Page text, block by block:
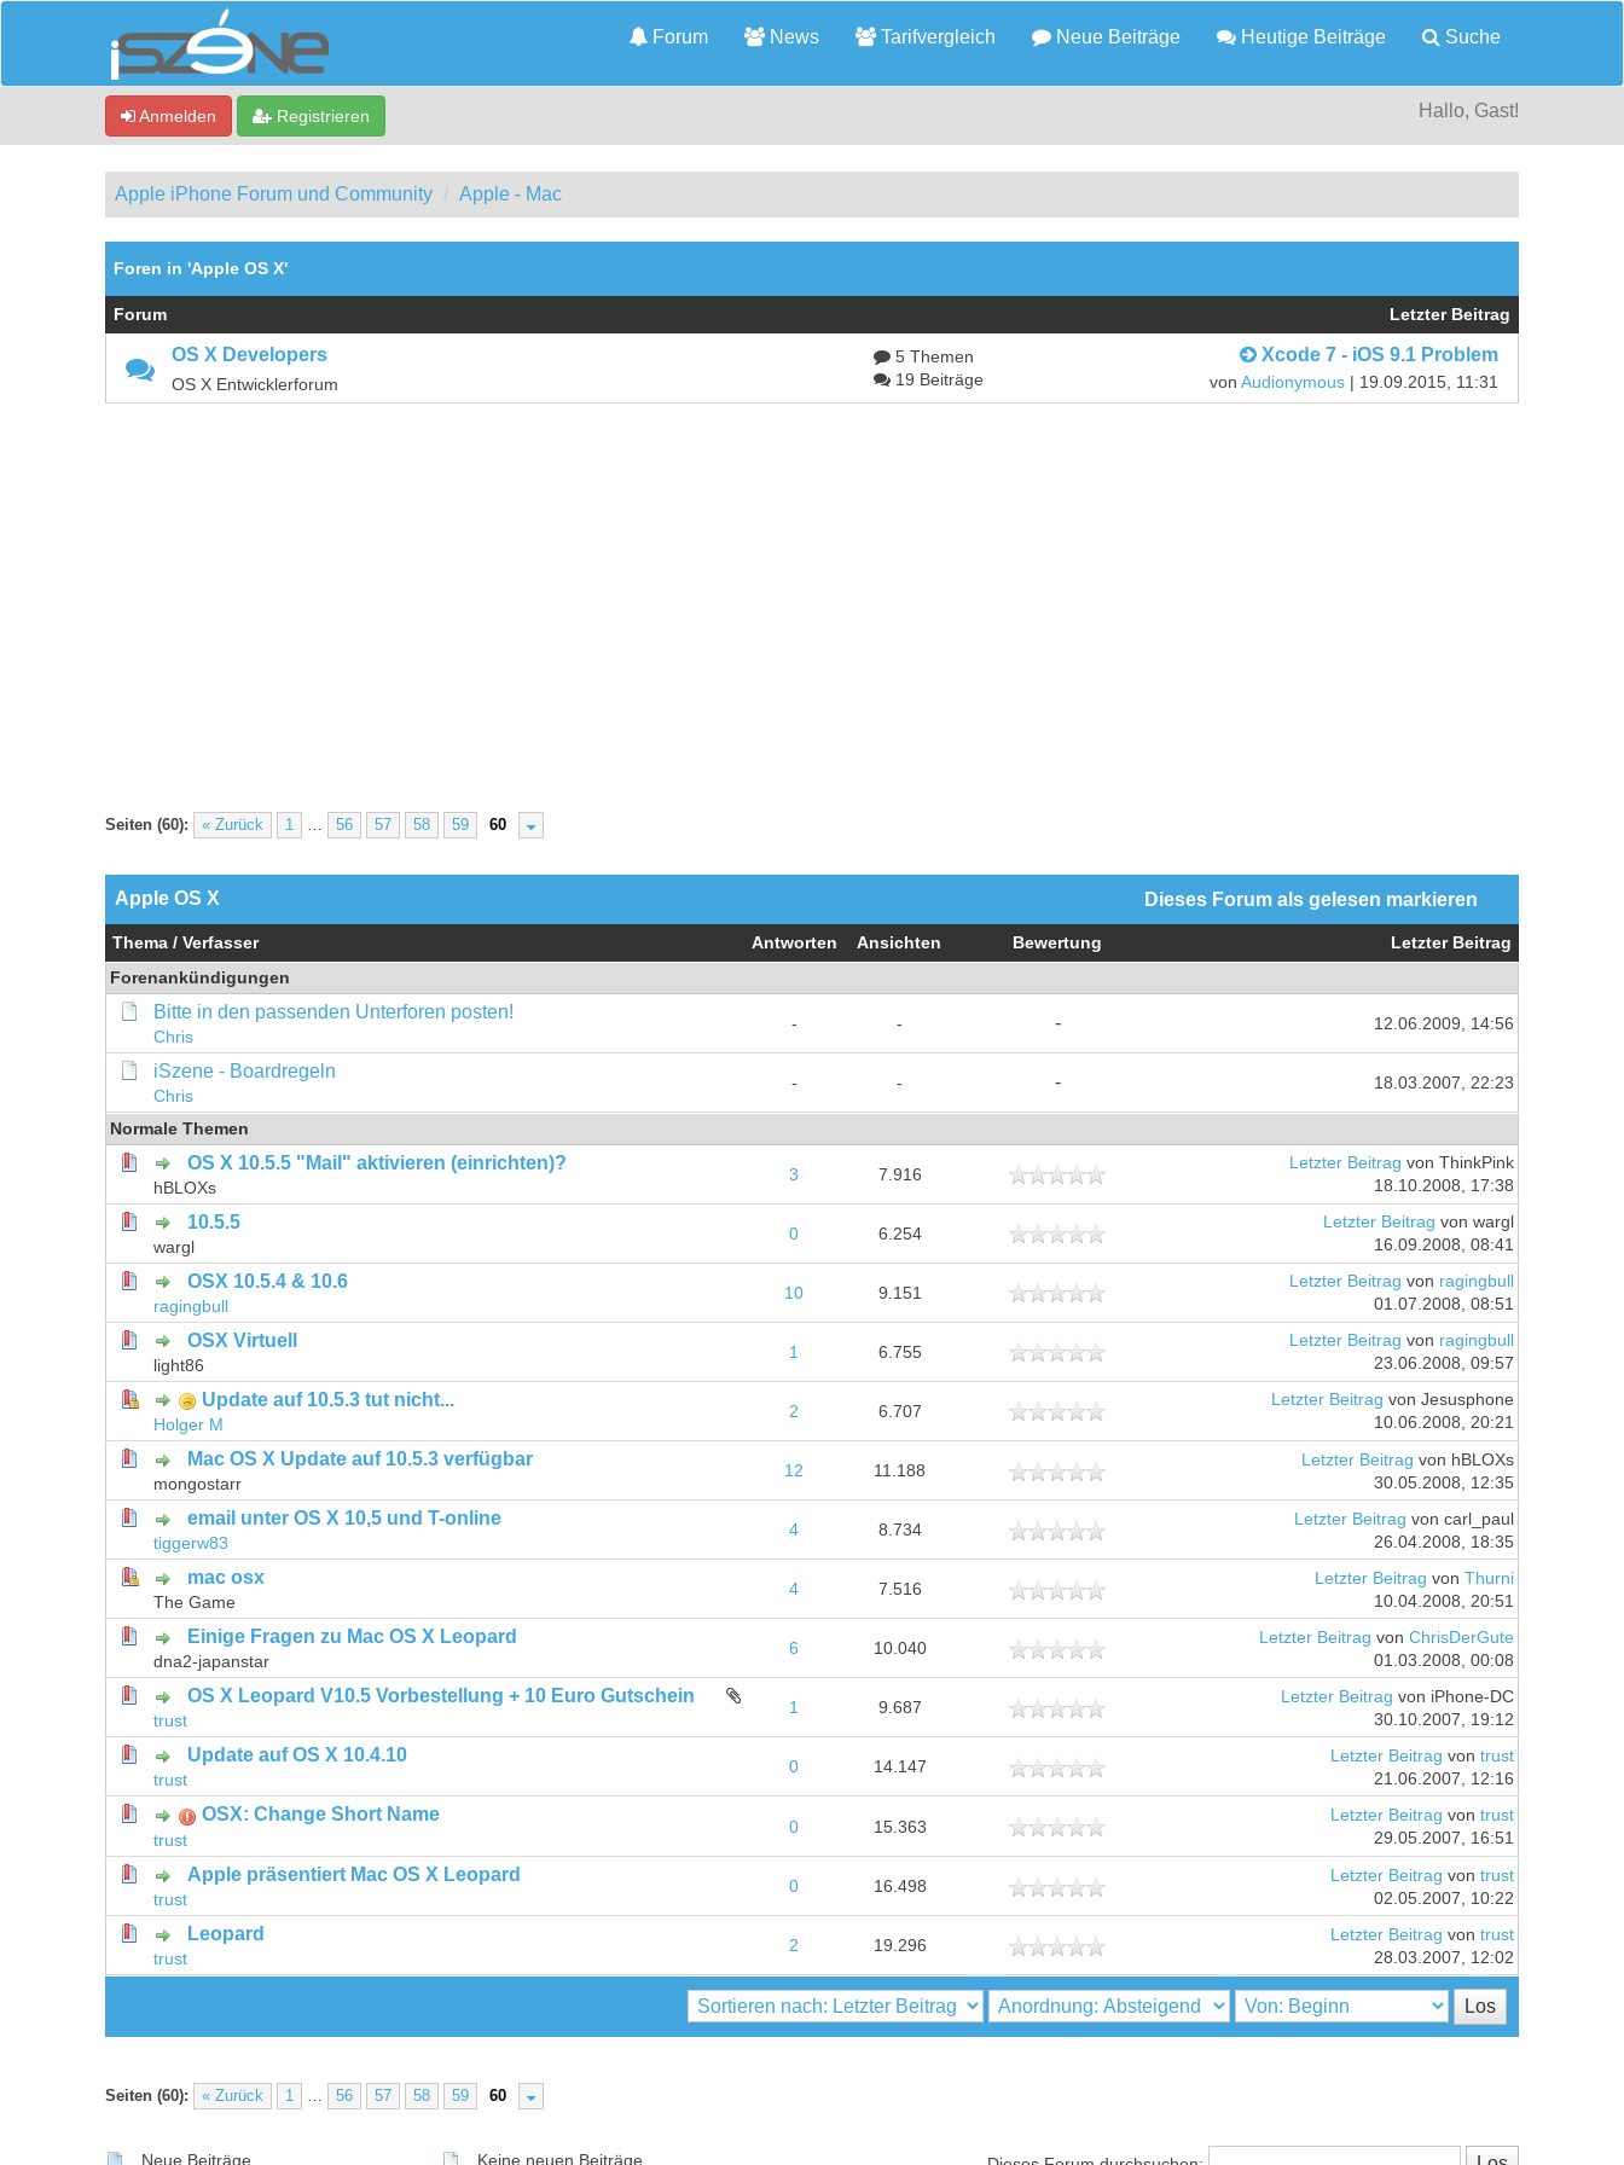
Forum News Tarifvergleich Neue Beiträge Heutige Beiträge Suche
Anmelden Registrieren Hallo, Gast!
Apple iPhone Forum und Community Apple - Mac
Foren in 'Apple OS X'
Forum Letzter Beitrag
OS X Developers
OS X Entwicklerforum
5 Themen
19 Beiträge
Xcode 7 - iOS 9.1 Problem
vonAudionymous | 19.09.2015, 11:31
Seiten (60): « Zurück 1 56 57 58 59 60
Apple OS X Dieses Forum als gelesen markieren
Thema / Verfasser Antworten Ansichten Bewertung
Letzter Beitrag
Forenankündigungen
Bitte in den passenden Unterforen posten!
Chris
- - - 12.06.2009, 14:56
iSzene - Boardregeln
Chris
- - - 18.03.2007, 22:23
Normale Themen
OS X 10.5.5 "Mail" aktivieren (einrichten)?
hBLOXs
3 7.916
0 Bewertung(en) - 0 von 5 durchschnittlich
1234 5
Letzter Beitrag von ThinkPink
18.10.2008, 17:38
10.5.5
wargl
0 6.254
0 Bewertung(en) - 0 von 5 durchschnittlich
Letzter Beitrag von wargl
16.09.2008, 08:41
OSX 10.5.4 & 10.6
ragingbull
10 9.151
0 Bewertung(en) - 0 von 5 durchschnittlich
Letzter Beitrag von ragingbull
01.07.2008, 08:51
OSX Virtuell
light86
1 6.755
0 Bewertung(en) - 0 von 5 durchschnittlich
Letzter Beitrag von ragingbull
23.06.2008, 09:57
Update auf 10.5.3 tut nicht...
Holger M
2 6.707
0 Bewertung(en) - 0 von 5 durchschnittlich
12345
Letzter Beitrag von Jesusphone
10.06.2008, 20:21
Mac OS X Update auf 10.5.3 verfügbar
mongostarr
12 11.188
0 Bewertung(en) - 0 von 5 durchschnittlich
123 45
Letzter Beitrag von hBLOXs
30.05.2008, 12:35
email unter OS X 10,5 und T-online
tiggerw83
4 8.734
0 Bewertung(en) - 0 von 5 durchschnittlich
12 3 45
Letzter Beitrag von carl_paul
26.04.2008, 18:35
mac osx
The Game
4 7.516
0 Bewertung(en) - 0 von 5 durchschnittlich
Letzter Beitrag von Thurni
10.04.2008, 20:51
Einige Fragen zu Mac OS X Leopard
dna2-japanstar
6 10.040
0 Bewertung(en) - 0 von 5 durchschnittlich
1 23 45
Letzter Beitrag von ChrisDerGute
01.03.2008, 00:08
OS X Leopard V10.5 Vorbestellung + 10 Euro Gutschein
trust
1 9.687
0 Bewertung(en) - 0 von 5 durchschnittlich
12345
Letzter Beitrag von iPhone-DC
30.10.2007, 19:12
Update auf OS X 10.4.10
trust
0 14.147
0 Bewertung(en) - 0 von 5 durchschnittlich
Letzter Beitrag von trust
21.06.2007, 12:16
OSX: Change Short Name
trust
0 15.363
0 Bewertung(en) - 0 von 5 durchschnittlich
1234
Letzter Beitrag von trust
29.05.2007, 16:51
Apple präsentiert Mac OS X Leopard
trust
0 16.498
0 Bewertung(en) - 0 von 5 durchschnittlich
12345
Letzter Beitrag von trust
02.05.2007, 10:22
Leopard
trust
2 19.296
0 Bewertung(en) - 0 von 5 durchschnittlich
Letzter Beitrag von trust
28.03.2007, 12:02
Seiten (60): « Zurück 1 … 56 57 58 59 60
Neue Beiträge Keine neuen Beiträge